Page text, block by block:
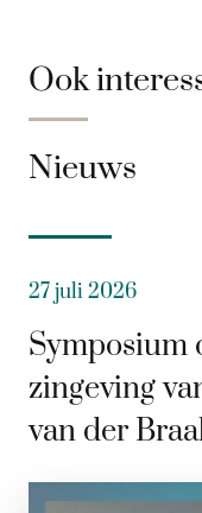
Ook
Nieuws
27 juli 2026
Symposium
zingeving
van der